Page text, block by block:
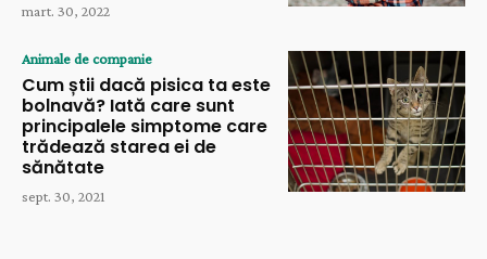
mart. 30, 2022
Animale de companie
Cum știi dacă pisica ta este
bolnavă? Iată care sunt
principalele simptome care
trădează starea ei de
sănătate
sept. 30, 2021